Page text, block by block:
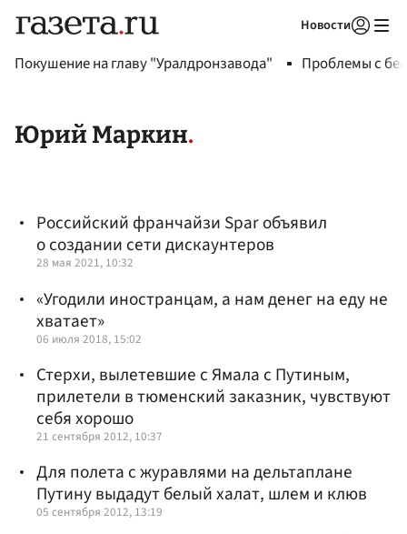
Новости
Покушение на главу "Уралдронзавода" Проблемы с
Юрий Маркин
Российский франчайзи Spar объявил
о создании сети дискаунтеров
28 мая 2021, 10:32
«Угодили иностранцам, а нам денег на еду не
хватает»
06 июля 2018, 15:02
Стерхи, вылетевшие с Ямала с Путиным,
прилетели в тюменский заказник, чувствуют
себя хорошо
21 сентября 2012, 10:37
Для полета с журавлями на дельтаплане
Путину выдадут белый халат, шлем и клюв
05 сентября 2012, 13:19